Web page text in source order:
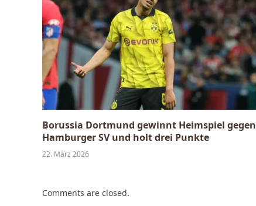
Borussia Dortmund gewinnt Heimspiel gegen
Hamburger SV und holt drei Punkte
22. März 2026
Comments are closed.